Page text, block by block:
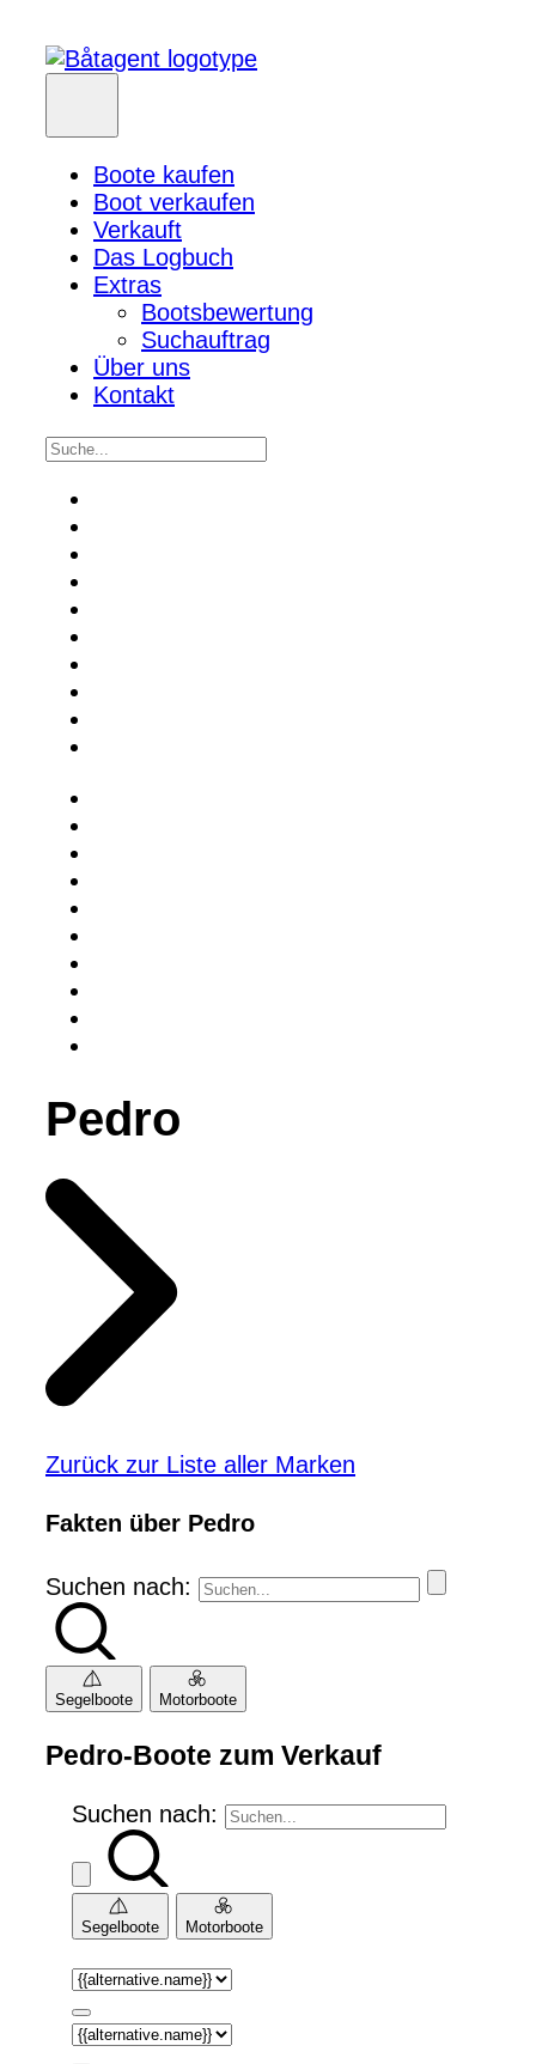
Boote kaufen
Boot verkaufen
Verkauft
Das Logbuch
Extras
Bootsbewertung
Suchauftrag
Über uns
Kontakt
Pedro
Zurück zur Liste aller Marken
Fakten über Pedro
Suchen nach:
Segelboote Motorboote
Pedro-Boote zum Verkauf
Suchen nach:
Segelboote Motorboote